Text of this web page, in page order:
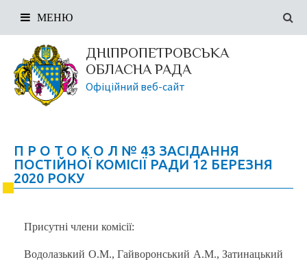
ДНІПРОПЕТРОВСЬКА
ОБЛАСНА РАДА
Офіційний веб-сайт
МЕНЮ
П Р О Т О К О Л № 43 ЗАСІДАННЯ
ПОСТІЙНОЇ КОМІСІЇ РАДИ 12 БЕРЕЗНЯ
2020 РОКУ
Присутні члени комісії:
Водолазький О.М., Гайворонський А.М., Затинацький